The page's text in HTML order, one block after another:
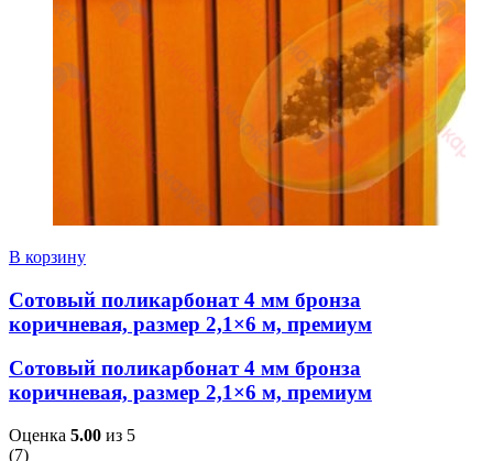
В корзину
Сотовый поликарбонат 4 мм бронза
коричневая, размер 2,1×6 м, премиум
Сотовый поликарбонат 4 мм бронза
коричневая, размер 2,1×6 м, премиум
Оценка 5.00 из 5
(7)